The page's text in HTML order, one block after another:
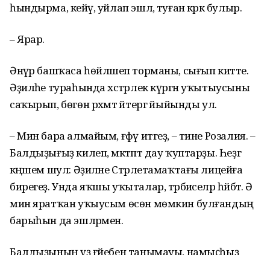
һындырма, кейәү, уйлап эшлә, туған кәрәк булыр.
– Ярар.
Әнүәр башҡаса һөйләшеп торманы, сығып китте.
Әҙиләһе тураһында хәстәрлек күргән уҡытыусыны
саҡырып, бөгөн рәхмәт әйтергә йыйынды ул.
– Мин бара алмайым, ғәфү итгеҙ, – тине Розалия. –
Балдыҙығыҙ килеп, мәктәптә дау ҡуптарҙы. Һеҙгә
кәңәшем шул: Әҙиләне Стәрлетамаҡтағы лицейға
бирегеҙ. Унда яҡшы уҡыталар, тәрбиәселәр һәйбәт. Ә
мин яратҡан уҡыусым өсөн мөмкин булғандың
барыһын да эшләрмен.
Балдыҙының үҙ ғәйебен танымауы, намыҫһыҙ